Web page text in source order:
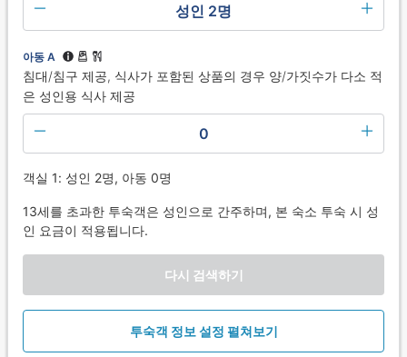
성인 2명
아동 A
침대/침구 제공, 식사가 포함된 상품의 경우 양/가짓수가 다소 적
은 성인용 식사 제공
0
객실 1: 성인 2명, 아동 0명
13세를 초과한 투숙객은 성인으로 간주하며, 본 숙소 투숙 시 성
인 요금이 적용됩니다.
다시 검색하기
투숙객 정보 설정 펼쳐보기